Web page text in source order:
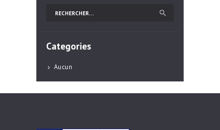
Categories
Aucun